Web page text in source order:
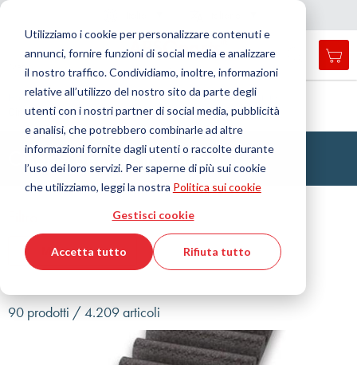
Utilizziamo i cookie per personalizzare contenuti e
annunci, fornire funzioni di social media e analizzare
il nostro traffico. Condividiamo, inoltre, informazioni
relative all’utilizzo del nostro sito da parte degli
utenti con i nostri partner di social media, pubblicità
e analisi, che potrebbero combinarle ad altre
informazioni fornite dagli utenti o raccolte durante
l’uso dei loro servizi. Per saperne di più sui cookie
che utilizziamo, leggi la nostra Politica sui cookie
Gestisci cookie
Accetta tutto Rifiuta tutto
Menu
search
Cerca
Home Tecnologia delle trasmissioni
Cinghie dentate
Cinghie dentate in gomma
Cinghie dentate in gomma
Mostra filtri
90 prodotti / 4.209 articoli